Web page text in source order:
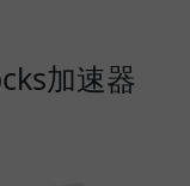
加速器